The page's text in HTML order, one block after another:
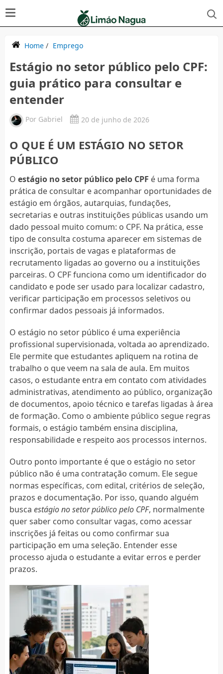
Home/ Emprego
Estágio no setor público pelo CPF:
guia prático para consultar e
entender
Por Gabriel 20 de junho de 2026
O QUE É UM ESTÁGIO NO SETOR
PÚBLICO
O estágio no setor público pelo CPF é uma forma
prática de consultar e acompanhar oportunidades de
estágio em órgãos, autarquias, fundações,
secretarias e outras instituições públicas usando um
dado pessoal muito comum: o CPF. Na prática, esse
tipo de consulta costuma aparecer em sistemas de
inscrição, portais de vagas e plataformas de
recrutamento ligadas ao governo ou a instituições
parceiras. O CPF funciona como um identificador do
candidato e pode ser usado para localizar cadastro,
verificar participação em processos seletivos ou
confirmar dados pessoais já informados.
O estágio no setor público é uma experiência
profissional supervisionada, voltada ao aprendizado.
Ele permite que estudantes apliquem na rotina de
trabalho o que veem na sala de aula. Em muitos
casos, o estudante entra em contato com atividades
administrativas, atendimento ao público, organização
de documentos, apoio técnico e tarefas ligadas à área
de formação. Como o ambiente público segue regras
formais, o estágio também ensina disciplina,
responsabilidade e respeito aos processos internos.
Outro ponto importante é que o estágio no setor
público não é uma contratação comum. Ele segue
normas específicas, com edital, critérios de seleção,
prazos e documentação. Por isso, quando alguém
busca estágio no setor público pelo CPF, normalmente
quer saber como consultar vagas, como acessar
inscrições já feitas ou como confirmar sua
participação em uma seleção. Entender esse
processo ajuda o estudante a evitar erros e perder
prazos.